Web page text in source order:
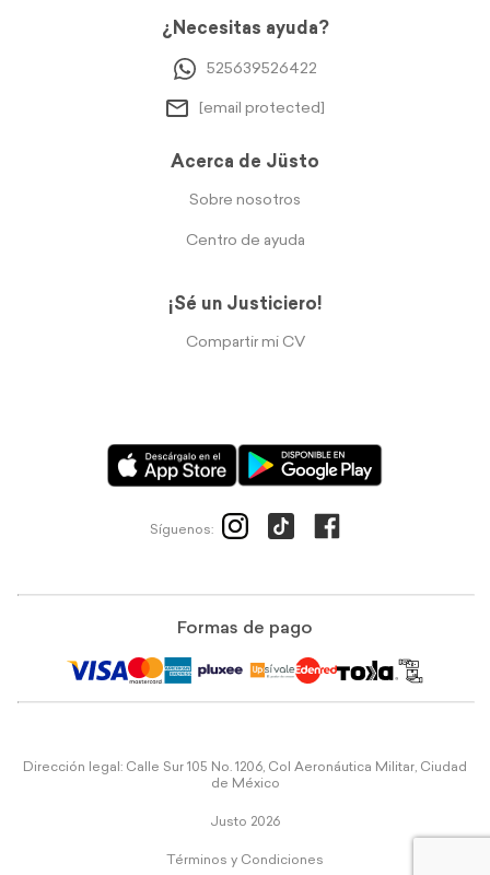
¿Necesitas ayuda?
525639526422
[email protected]
Acerca de Jüsto
Sobre nosotros
Centro de ayuda
¡Sé un Justiciero!
Compartir mi CV
Síguenos:
Formas de pago
Dirección legal: Calle Sur 105 No. 1206, Col Aeronáutica Militar, Ciudad
de México
Justo 2026
Términos y Condiciones